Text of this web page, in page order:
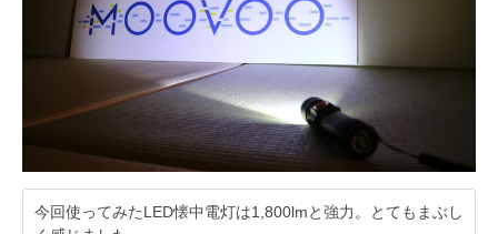
今回使ってみたLED懐中電灯は1,800lmと強力。とてもまぶし